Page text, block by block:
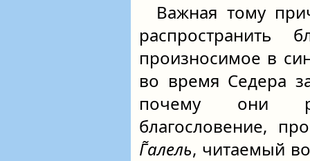
Важная тому
распространить
произносимое в
во время Седера
почему они
благословение,
Г̃алель, читаемый